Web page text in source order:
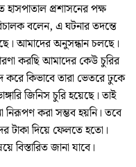
প্রশাসনের পক্ষ
বলেন, এ ঘটনার তদন্তে
আমাদের অনুসন্ধান চলছে।
করছি আমাদের কেউ চুরির
করে কিভাবে তারা ভেতরে ঢুকে
জিনিস চুরি হয়েছে। তাই
নিরূপণ করা সম্ভব হয়নি। তবে
টাকা দিয়ে ফেলতে হতো।
বিস্তারিত জানা যাবে।